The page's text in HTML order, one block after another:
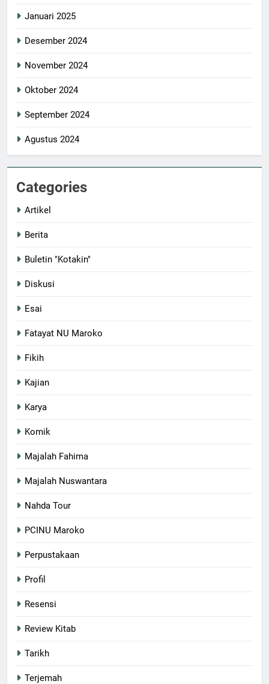
Januari 2025
Desember 2024
November 2024
Oktober 2024
September 2024
Agustus 2024
Categories
Artikel
Berita
Buletin "Kotakin"
Diskusi
Esai
Fatayat NU Maroko
Fikih
Kajian
Karya
Komik
Majalah Fahima
Majalah Nuswantara
Nahda Tour
PCINU Maroko
Perpustakaan
Profil
Resensi
Review Kitab
Tarikh
Terjemah